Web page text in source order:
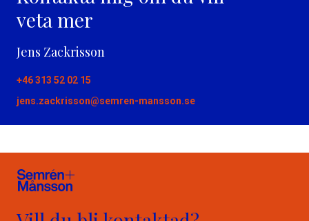
veta mer
Jens Zackrisson
+46 313 52 02 15
jens.zackrisson@semren-mansson.se